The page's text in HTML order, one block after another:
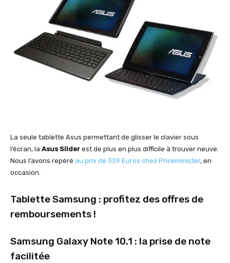
La seule tablette Asus permettant de glisser le clavier sous
l’écran, la Asus Slider est de plus en plus difficile à trouver neuve.
Nous l’avons repéré au prix de 339 Euros chez Priceminister, en
occasion.
Tablette Samsung : profitez des offres de
remboursements !
Samsung Galaxy Note 10.1 : la prise de note
facilitée